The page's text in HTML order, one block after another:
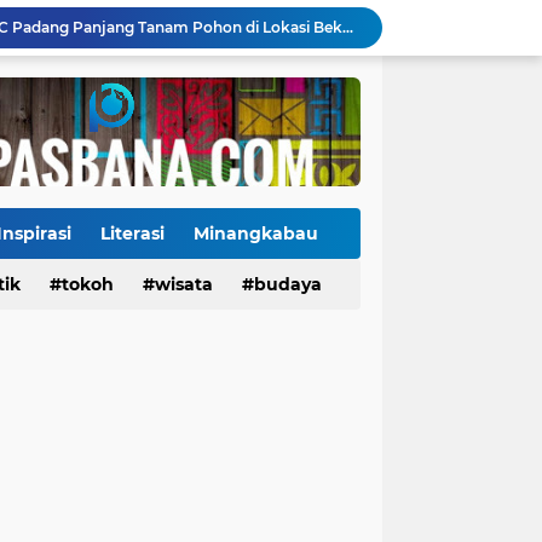
Jembatan Hildesheim Resmi Jadi Ikon Baru Batang Arau, Perkuat Diplomasi Padang-Jerman
Jalan Sungai Rumbai Timur–Blok D Sitiung II Mulai Diaspal, Akhiri Belasan Tahun Rusak
Ketua Baru KONI Payakumbuh Hadapi Ujian Cepat, Porprov 2026 Jadi Pembuktian
Kasus Campak Masih Mengintai, Kemenkes Ingatkan Risiko Penularan di Sekolah
Jadwal Pekan Perdana Super League 2026/2027: Big Match Langsung Warnai Awal Musim
Penguatan Infrastruktur dan Alat Kesehatan
Literasi Minangkabau
Tokoh budaya kuliner
tokoh wisata budaya